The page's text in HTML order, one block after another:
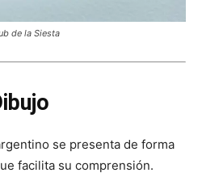
de la Siesta
se presenta de forma
facilita su comprensión.